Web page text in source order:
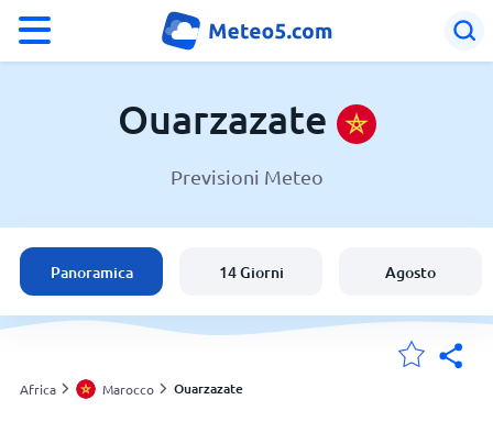
Meteo a Ouarzazate
Marocco
Italia
Svizzera
Ouarzazate
Previsioni Meteo
Panoramica 14 Giorni Agosto
Africa Marocco Ouarzazate